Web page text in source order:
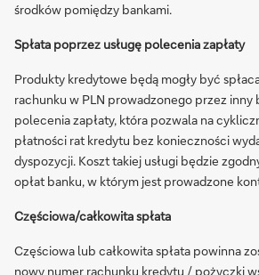
środków pomiędzy bankami.
Spłata poprzez usługę polecenia zapłaty
Produkty kredytowe będą mogły być
rachunku w PLN prowadzonego przez inny
polecenia zapłaty, która pozwala na
płatności rat kredytu bez konieczności
dyspozycji. Koszt takiej usługi będzie
opłat banku, w którym jest prowadzone
Częściowa/całkowita spłata
Częściowa lub całkowita spłata powinna
nowy numer rachunku kredytu / pożyczki